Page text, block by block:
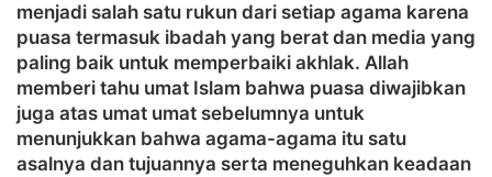
menjadi salah satu rukun dari setiap agama karena
puasa termasuk ibadah yang berat dan media yang
paling baik untuk memperbaiki akhlak. Allah
memberi tahu umat Islam bahwa puasa diwajibkan
juga atas umat umat sebelumnya untuk
menunjukkan bahwa agama-agama itu satu
asalnya dan tujuannya serta meneguhkan keadaan